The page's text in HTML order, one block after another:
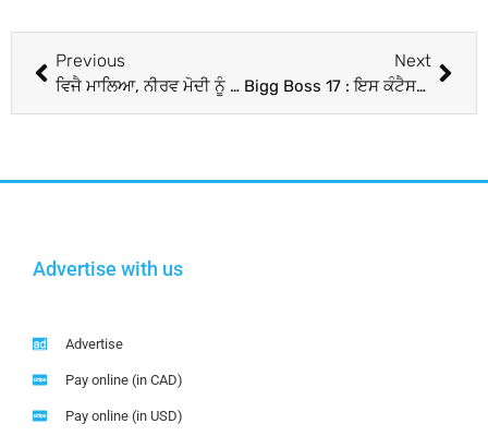
Previous
ਵਿਜੈ ਮਾਲਿਆ, ਨੀਰਵ ਮੋਦੀ ਨੂੰ ਜਲਦ ਭਾਰਤ ਲਿਆਉਣ ਦੀ ਕੋਸ਼ਿਸ਼, ਬ੍ਰਿਟੇਨ ਰਵਾਨਾ ਹੋਵੇਗੀ CBI-ED ਤੇ NIA ਦੀ ਟੀਮ
Next
Bigg Boss 17 : ਇਸ ਕੰਟੈਸਟੈਂਟ ਦੇ ਹੱਥ ’ਚ ਟਰਾਫੀ ਦੇਖਣਾ ਚਾਹੁੰਦੀ ਹੈ Mrunal Thakur, ਫਾਈਨਲ ਤੋਂ ਪਹਿਲਾਂ ਦੱਸਿਆ ‘ਸਭ ਤੋਂ ਮਜ਼ਬੂਤ’
Advertise with us
Advertise
Pay online (in CAD)
Pay online (in USD)